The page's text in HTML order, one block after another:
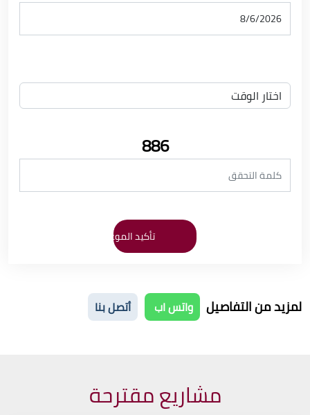
886
لمزيد من التفاصيل واتس اب أتصل بنا
مشاريع مقترحة